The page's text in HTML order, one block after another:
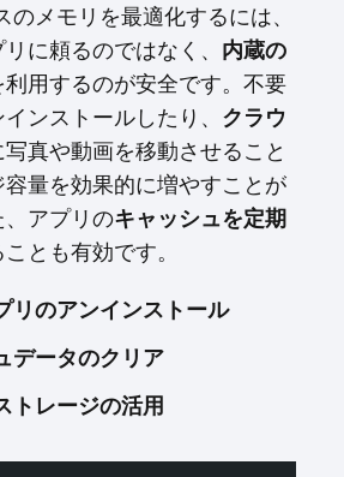
のメモリを最適化するには、
に頼るのではなく、
内蔵の
利用するのが安全です。不要
ンストールしたり、
クラウ
写真や動画を移動させること
量を効果的に増やすことが
アプリのキャッシュを定期
とも有効です。
リのアンインストール
データのクリア
トレージの活用